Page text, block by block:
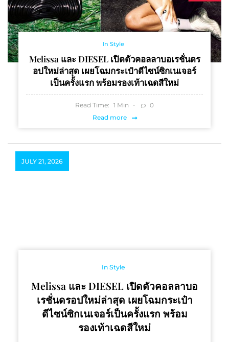
In Style
Melissa และ DIESEL เปิดตัวคอลลาบอเรชั่นดร
อปใหม่ล่าสุด เผยโฉมกระเป๋าดีไซน์ซิกเนเจอร์
เป็นครั้งแรก พร้อมรองเท้าเฉดสีใหม่
Read Time: 1 Min
0
Read more
JULY 21, 2026
In Style
Melissa และ DIESEL เปิดตัวคอลลาบอ
เรชั่นดรอปใหม่ล่าสุด เผยโฉมกระเป๋า
ดีไซน์ซิกเนเจอร์เป็นครั้งแรก พร้อม
รองเท้าเฉดสีใหม่